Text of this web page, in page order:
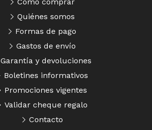
Quiénes somos
Formas de pago
Gastos de envío
Garantía y devoluciones
Boletines informativos
Promociones vigentes
Validar cheque regalo
Contacto